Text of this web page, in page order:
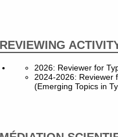
REVIEWING
2026: Reviewer for
2024-2026: Reviewer
(Emerging Topics in